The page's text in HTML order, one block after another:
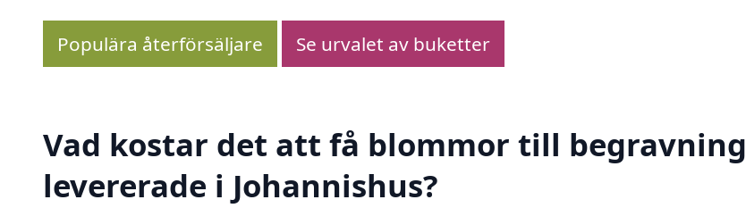
Populära återförsäljare Se urvalet av buketter
Vad kostar det att få blommor till begravning
levererade i Johannishus?